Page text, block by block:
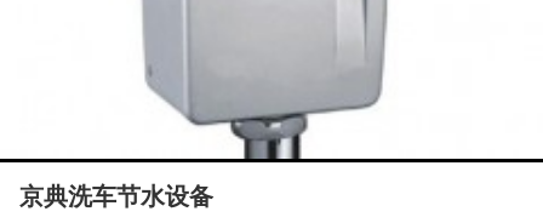
京典洗车节水设备